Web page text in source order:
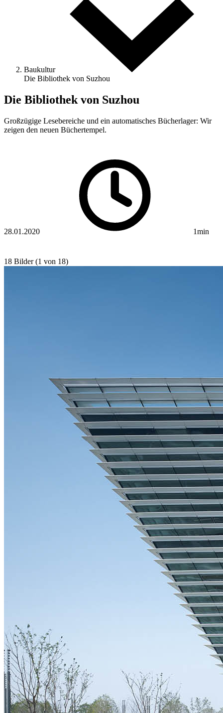
Baukultur
Die Bibliothek von Suzhou
Die Bibliothek von Suzhou
Großzügige Lesebereiche und ein automatisches Bücherlager: Wir
zeigen den neuen Büchertempel.
28.01.2020 1min
18 Bilder (1 von 18)